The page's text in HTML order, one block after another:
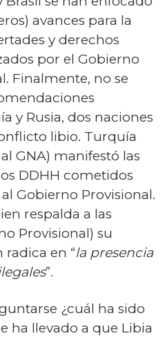
avances para la
y derechos
por el Gobierno
Finalmente, no se
y Rusia, dos naciones
libio. Turquía
GNA) manifestó las
DDHH cometidos
Gobierno Provisional.
respalda a las
Provisional) su
en “la presencia
”.
¿cuál ha sido
ha llevado a que Libia